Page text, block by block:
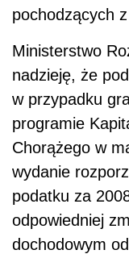
pochodzących
Ministerstwo
nadzieję, że
w przypadku
programie
Chorążego w
wydanie
podatku za
odpowiedniej
dochodowym